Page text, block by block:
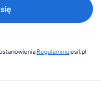
Regulaminuesil.pl